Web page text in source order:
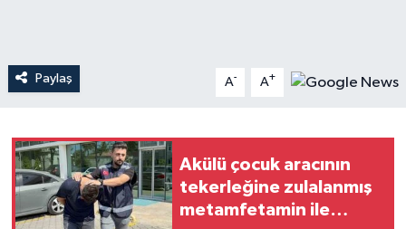
Paylaş A- A+
Akülü çocuk aracının
tekerleğine zulalanmış
metamfetamin ile
Teknoloji